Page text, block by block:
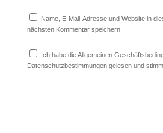
Name, E-Mail-Adresse und Website in
nächsten Kommentar speichern.
Ich habe die Allgemeinen
Datenschutzbestimmungen gelesen und